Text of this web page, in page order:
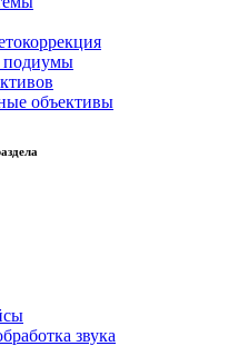
подиумы
объективы
звука